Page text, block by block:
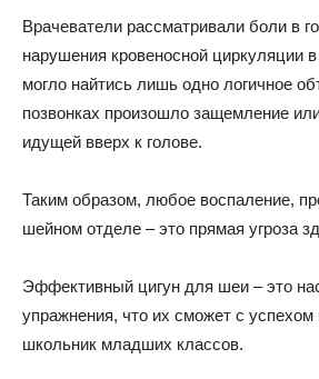
Врачеватели рассматривали боли в
нарушения кровеносной циркуляции
могло найтись лишь одно логичное
позвонках произошло защемление
идущей вверх к голове.
Таким образом, любое воспаление,
шейном отделе – это прямая угроза
Эффективный цигун для шеи – это
упражнения, что их сможет с успехом
школьник младших классов.